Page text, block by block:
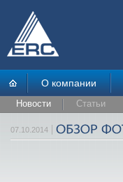
О компании
Новости Статьи
07.10.2014